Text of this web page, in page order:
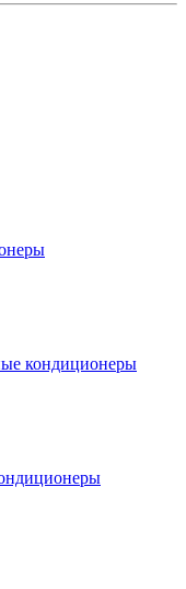
кондиционеры